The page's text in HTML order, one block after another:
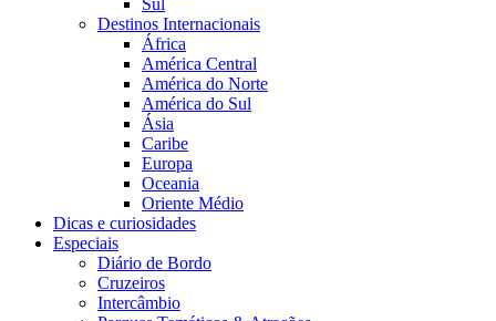
Sul
Destinos Internacionais
África
América Central
América do Norte
América do Sul
Ásia
Caribe
Europa
Oceania
Oriente Médio
Dicas e curiosidades
Especiais
Diário de Bordo
Cruzeiros
Intercâmbio